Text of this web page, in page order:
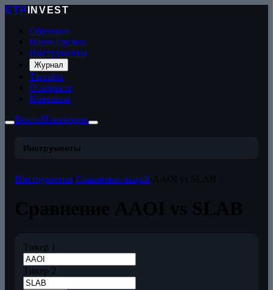
ETP
INVEST
Обучение
Наши сделки
Инструменты
Журнал
Тарифы
О проекте
Контакты
ВойтиПлатформа
Инструменты
Инструменты Сравнение акций
Тикер 1
Тикер 2